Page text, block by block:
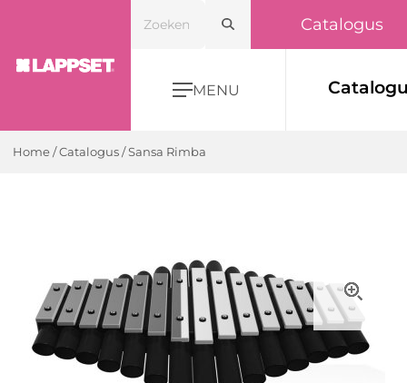
Catalogus
MENU
Home /Catalogus /Sansa Rimba